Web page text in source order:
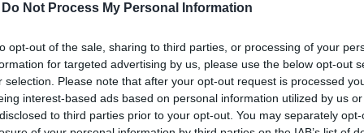
Do Not Process My Personal Information
opt-out of the sale, sharing to third parties, or processing of your
for targeted advertising by us, please use the below opt-out
selection. Please note that after your opt-out request is processed
interest-based ads based on personal information utilized by us
to third parties prior to your opt-out. You may separately
Garantált Pénzpiaci
minimum hozama